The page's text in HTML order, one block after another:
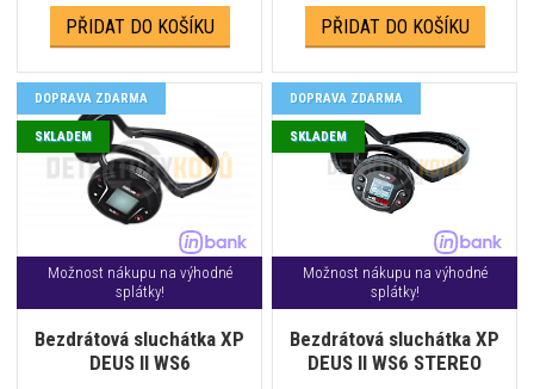
PŘIDAT DO KOŠÍKU PŘIDAT DO KOŠÍKU
Možnost nákupu na výhodné
splátky!
Bezdrátová sluchátka XP
DEUS II WS6
DOPRAVA ZDARMA
SKLADEM
Možnost nákupu na výhodné
splátky!
Bezdrátová sluchátka XP
DEUS II WS6 STEREO
DOPRAVA ZDARMA
SKLADEM